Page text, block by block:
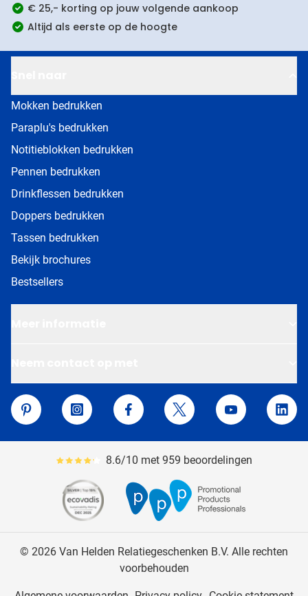
€ 25,- korting op jouw volgende aankoop
Altijd als eerste op de hoogte
Mokken bedrukken
Paraplu's bedrukken
Notitieblokken bedrukken
Pennen bedrukken
Drinkflessen bedrukken
Doppers bedrukken
Tassen bedrukken
Bekijk brochures
Bestsellers
Van Helden Relatiegeschenken
Pinterest
Instagram Facebook Twitter YouTube
Gemiddeld reviewpercentage is 86
8.6/10 met 959 beoordelingen
© 2026 Van Helden Relatiegeschenken B.V. Alle rechten
voorbehouden